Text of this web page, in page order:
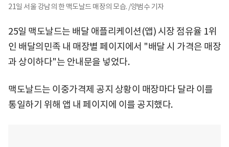
21일 서울 강남의 한 맥도날드 매장의 모습. /양범수 기자
25일 맥도날드는 배달 애플리케이션(앱) 시장 점유율 1위
인 배달의민족 내 매장별 페이지에서 "배달 시 가격은 매장
과 상이하다"는 안내문을 넣었다.
맥도날드는 이중가격제 공지 상황이 매장마다 달라 이를
통일하기 위해 앱 내 페이지에 이를 공지했다.